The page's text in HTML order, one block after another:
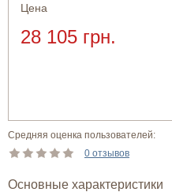
Цена
28 105 грн.
Средняя оценка пользователей:
0 отзывов
Основные характеристики